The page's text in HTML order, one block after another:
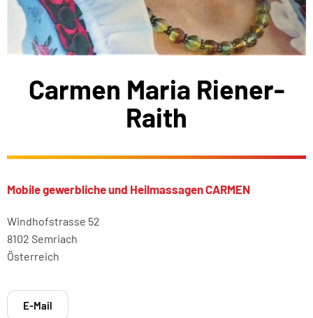
Carmen Maria Riener-
Raith
Mobile gewerbliche und Heilmassagen CARMEN
Windhofstrasse 52
8102 Semriach
Österreich
E-Mail